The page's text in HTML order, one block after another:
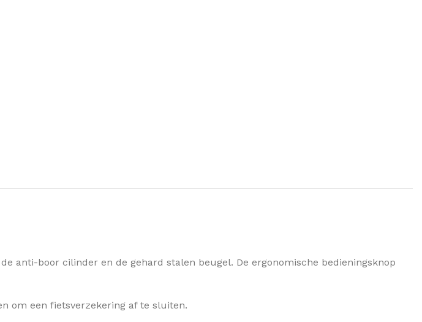
anti-boor cilinder en de gehard stalen beugel. De ergonomische bedieningsknop
om een fietsverzekering af te sluiten.